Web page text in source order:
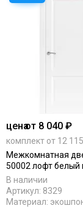
Bravo
Krona Koblenz
Komfort Doors
Legend
Luxor
Milyana
Morelli
Ofram
ценаот 8 040 ₽
комплект от 12
Межкомнатная
50002 лофт белый
В наличии
Артикул: 8329
Материал: